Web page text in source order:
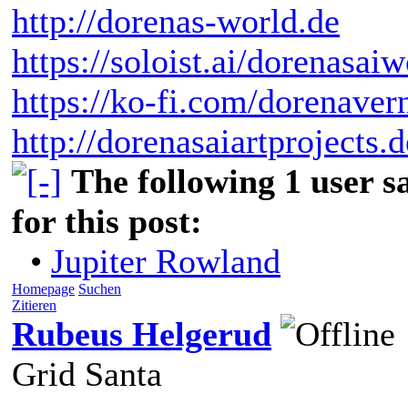
http://dorenas-world.de
https://soloist.ai/
https://ko-fi.com/
http://
The following 1 user
for this post:
• Jupiter Rowland
Homepage Suchen
Zitieren
Rubeus Helgerud
Grid Santa